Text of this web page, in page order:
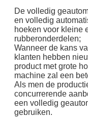
De volledig
en volledig
hoeken voor kleine
rubberonderdelen;
Wanneer de kans
klanten hebben
product met grote
machine zal een
Als men de
concurrerende
een volledig
gebruiken.